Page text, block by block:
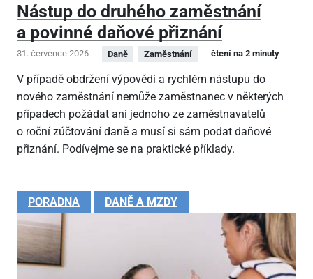
Nástup do druhého zaměstnání
a povinné daňové přiznání
31. července 2026 Daně Zaměstnání čtení na 2 minuty
V případě obdržení výpovědi a rychlém nástupu do
nového zaměstnání nemůže zaměstnanec v některých
případech požádat ani jednoho ze zaměstnavatelů
o roční zúčtování daně a musí si sám podat daňové
přiznání. Podívejme se na praktické příklady.
PORADNA DANĚ A MZDY